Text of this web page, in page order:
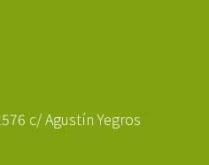
c/ Agustín Yegros